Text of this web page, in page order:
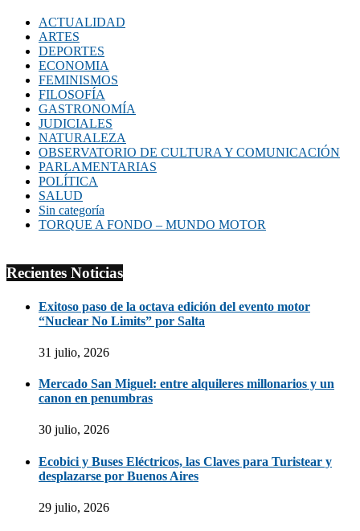
ACTUALIDAD
ARTES
DEPORTES
ECONOMIA
FEMINISMOS
FILOSOFÍA
GASTRONOMÍA
JUDICIALES
NATURALEZA
OBSERVATORIO DE CULTURA Y COMUNICACIÓN
PARLAMENTARIAS
POLÍTICA
SALUD
Sin categoría
TORQUE A FONDO – MUNDO MOTOR
Recientes Noticias
Exitoso paso de la octava edición del evento motor
“Nuclear No Limits” por Salta
31 julio, 2026
Mercado San Miguel: entre alquileres millonarios y un
canon en penumbras
30 julio, 2026
Ecobici y Buses Eléctricos, las Claves para Turistear y
desplazarse por Buenos Aires
29 julio, 2026